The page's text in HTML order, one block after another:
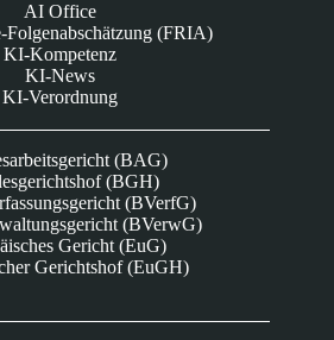
AI Office
Folgenabschätzung (FRIA)
KI-Kompetenz
KI-News
KI-Verordnung
(BAG)
(BGH)
(BVerfG)
(BVerwG)
Gericht (EuG)
Gerichtshof (EuGH)